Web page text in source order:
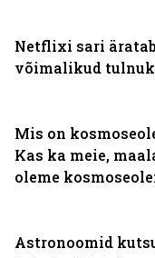
Mis on
Kas ka meie,
oleme
Astronoomid
Netflixi sari
võimalikud